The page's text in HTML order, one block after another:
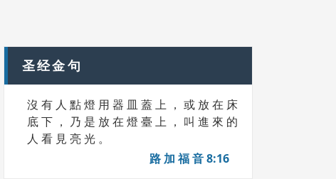
圣经金句
沒 有 人 點 燈 用 器 皿 蓋 上 ， 或 放 在 床
底 下 ， 乃 是 放 在 燈 臺 上 ， 叫 進 來 的
人 看 見 亮 光 。
路 加 福 音 8:16